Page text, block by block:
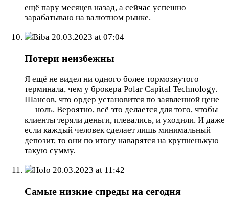
ещё пару месяцев назад, а сейчас успешно
зарабатываю на валютном рынке.
Biba 20.03.2023 at 07:04
Потери неизбежны
Я ещё не видел ни одного более тормознутого
терминала, чем у брокера Polar Capital Technology.
Шансов, что ордер установится по заявленной цене
— ноль. Вероятно, всё это делается для того, чтобы
клиенты теряли деньги, плевались, и уходили. И даже
если каждый человек сделает лишь минимальный
депозит, то они по итогу наварятся на крупненькую
такую сумму.
Holo 20.03.2023 at 11:42
Самые низкие спреды на сегодня